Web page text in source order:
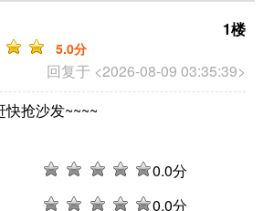
回复于 <2026-08-09 03:35:39>
1楼
5.0分
抢沙发~~~~
0.0分
0.0分